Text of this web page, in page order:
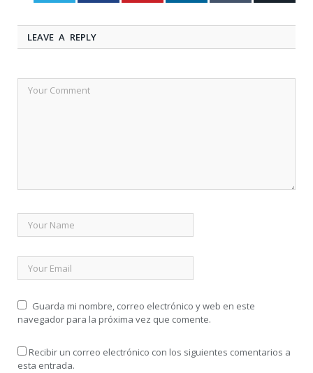
LEAVE A REPLY
Guarda mi nombre, correo electrónico y web en este
navegador para la próxima vez que comente.
Recibir un correo electrónico con los siguientes comentarios a
esta entrada.